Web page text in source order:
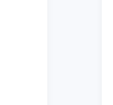
Ingenierías y